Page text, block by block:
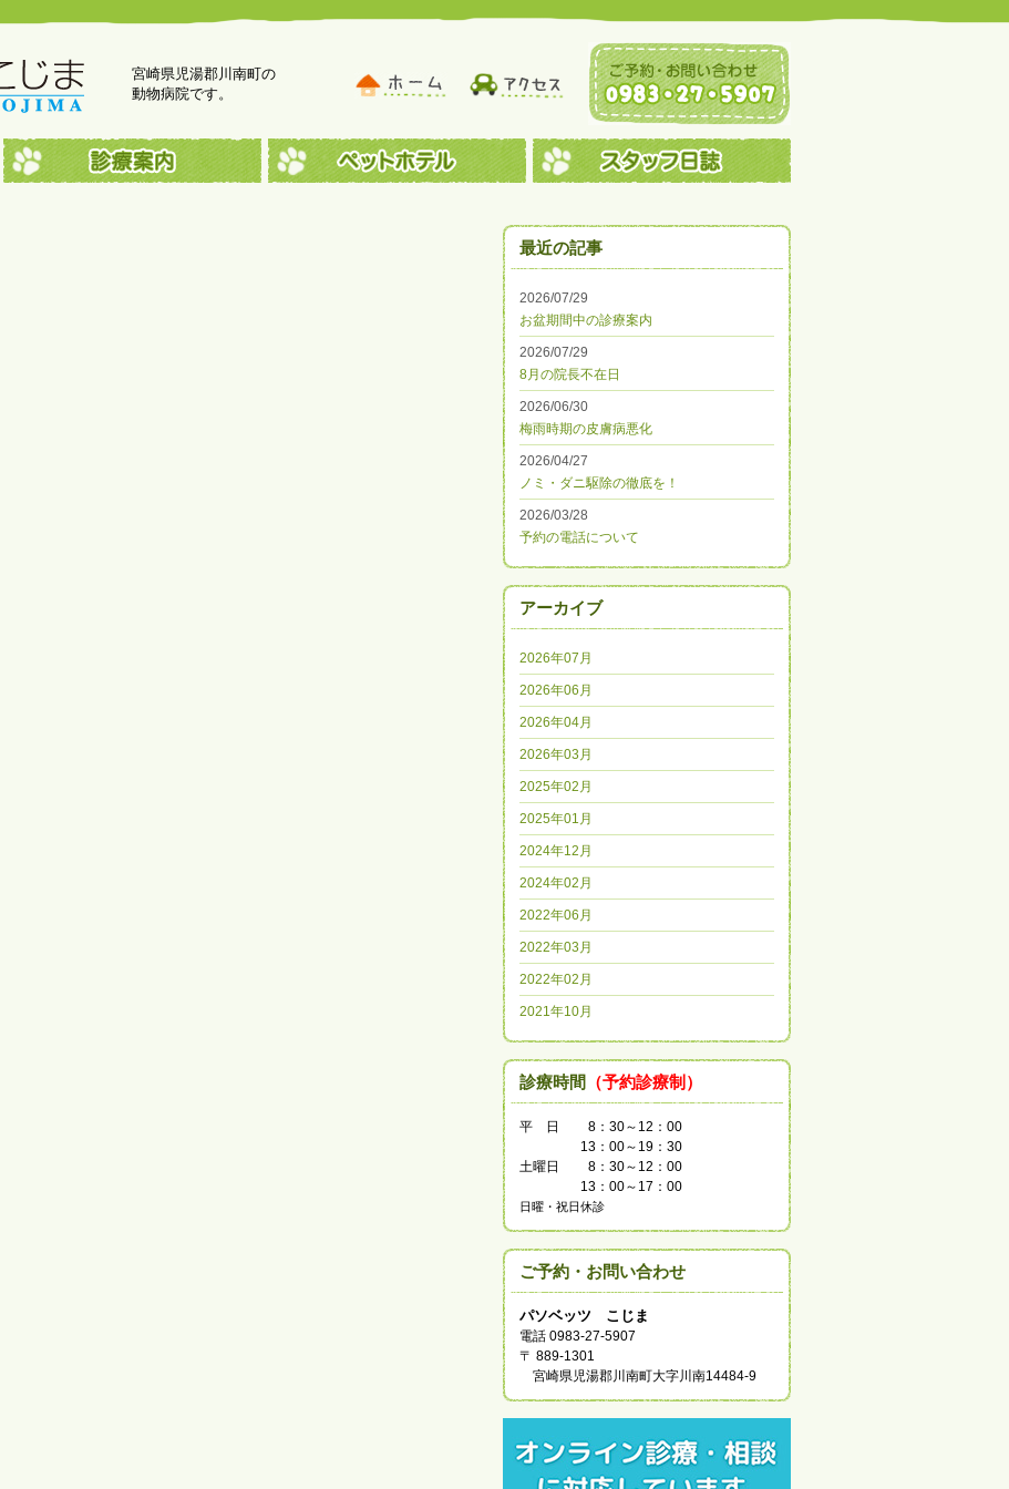
宮崎県児湯郡川南町の
動物病院です。
最近の記事
2026/07/29
お盆期間中の診療案内
2026/07/29
8月の院長不在日
2026/06/30
梅雨時期の皮膚病悪化
2026/04/27
ノミ・ダニ駆除の徹底を！
2026/03/28
予約の電話について
アーカイブ
2026年07月
2026年06月
2026年04月
2026年03月
2025年02月
2025年01月
2024年12月
2024年02月
2022年06月
2022年03月
2022年02月
2021年10月
診療時間 （予約診療制）
平 日
8：30～12：00
13：00～19：30
土曜日
8：30～12：00
13：00～17：00
日曜・祝日休診
ご予約・お問い合わせ
パソベッツ こじま
電話 0983-27-5907
〒 889-1301
宮崎県児湯郡川南町大字川南14484-9